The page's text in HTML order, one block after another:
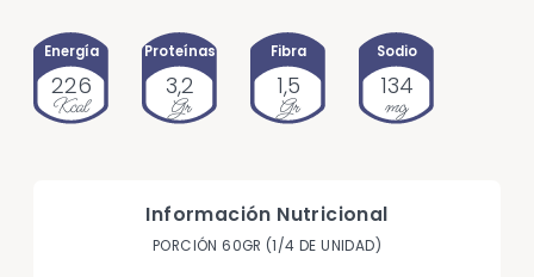
Energía
226
Kcal
Proteínas
3,2
Gr
Fibra
1,5
Gr
Sodio
134
mg
Información Nutricional
PORCIÓN 60GR (1/4 DE UNIDAD)